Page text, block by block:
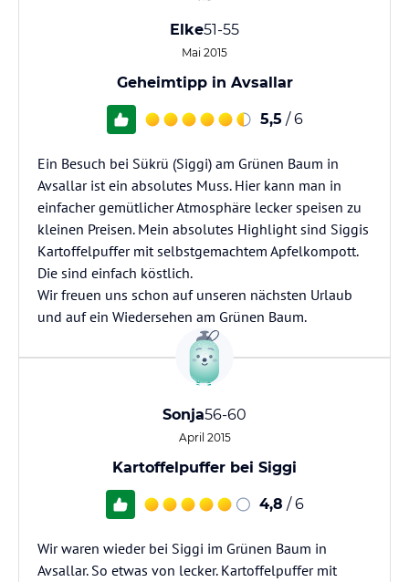
Elke51-55
Mai 2015
Geheimtipp in Avsallar
5,5 / 6
Ein Besuch bei Sükrü (Siggi) am Grünen Baum in
Avsallar ist ein absolutes Muss. Hier kann man in
einfacher gemütlicher Atmosphäre lecker speisen zu
kleinen Preisen. Mein absolutes Highlight sind Siggis
Kartoffelpuffer mit selbstgemachtem Apfelkompott.
Die sind einfach köstlich.
Wir freuen uns schon auf unseren nächsten Urlaub
und auf ein Wiedersehen am Grünen Baum.
Sonja56-60
April 2015
Kartoffelpuffer bei Siggi
4,8 / 6
Wir waren wieder bei Siggi im Grünen Baum in
Avsallar. So etwas von lecker. Kartoffelpuffer mit